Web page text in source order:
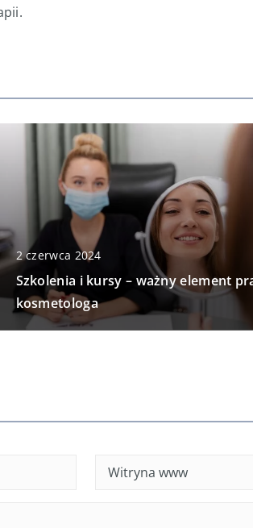
2 czerwca 2024
Szkolenia i kursy – ważny element
kosmetologa